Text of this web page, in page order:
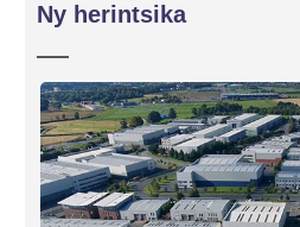
Ny herintsika